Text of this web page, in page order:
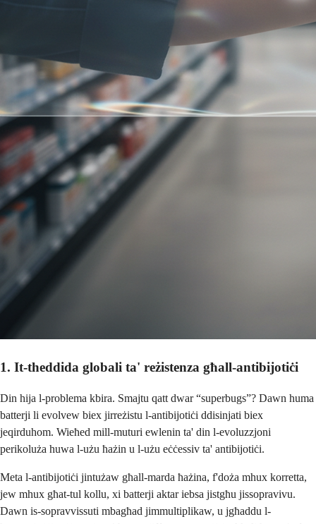
1. It-theddida globali ta' reżistenza għall-antibijotiċi
Din hija l-problema kbira. Smajtu qatt dwar “superbugs”? Dawn huma
batterji li evolvew biex jirreżistu l-antibijotiċi ddisinjati biex
jeqirduhom. Wieħed mill-muturi ewlenin ta' din l-evoluzzjoni
perikoluża huwa l-użu ħażin u l-użu eċċessiv ta' antibijotiċi.
Meta l-antibijotiċi jintużaw għall-marda ħażina, f'doża mhux korretta,
jew mhux għat-tul kollu, xi batterji aktar iebsa jistgħu jissopravivu.
Dawn is-sopravvissuti mbagħad jimmultiplikaw, u jgħaddu l-